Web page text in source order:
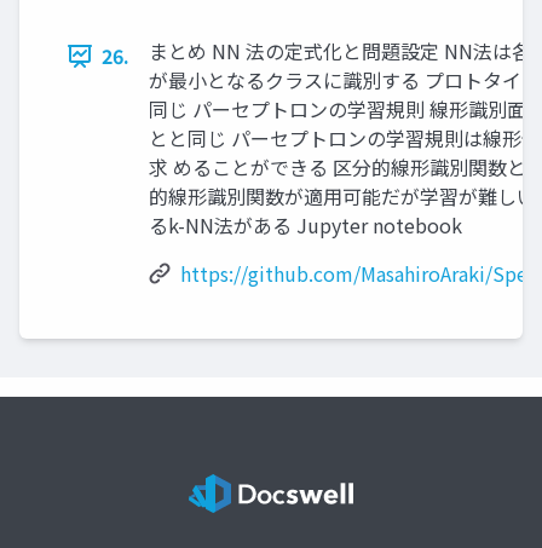
26.
まとめ NN 法の定式化と問題設定 NN法は
が最小となるクラスに識別する プロトタイ
同じ パーセプトロンの学習規則 線形識別面
とと同じ パーセプトロンの学習規則は線形
求 めることができる 区分的線形識別関数と
的線形識別関数が適用可能だが学習が難し
るk-NN法がある Jupyter notebook
https://github.com/MasahiroAraki/